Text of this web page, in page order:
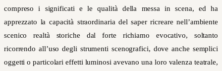
compreso i significati e le qualità della messa in scena, ed ha
apprezzato la capacità straordinaria del saper ricreare nell’ambiente
scenico realtà storiche dal forte richiamo evocativo, soltanto
ricorrendo all’uso degli strumenti scenografici, dove anche semplici
oggetti o particolari effetti luminosi avevano una loro valenza teatrale,